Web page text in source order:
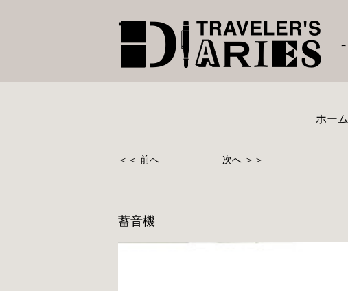
ホーム
＜＜ 前へ 次へ ＞＞
蓄音機